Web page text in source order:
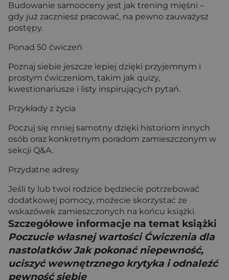
Budowanie samooceny jest jak trening mięśni –
gdy już zaczniesz pracować, na pewno zauważysz
postępy.
Ponad 50 ćwiczeń
Poznaj siebie jeszcze lepiej dzięki przyjemnym i
prostym ćwiczeniom, takim jak quizy,
kwestionariusze i listy inspirujących pytań.
Przykłady z życia
Poczuj się mniej samotny dzięki historiom innych
osób oraz konkretnym poradom zamieszczonym w
sekcji Q&A.
Przydatne adresy
Jeśli ty lub twoi rodzice będziecie potrzebować
dodatkowej pomocy, możecie skorzystać ze
wskazówek zamieszczonych na końcu książki.
Szczegółowe informacje na temat książki
Poczucie własnej wartości Ćwiczenia dla
nastolatków Jak pokonać niepewność,
uciszyć wewnętrznego krytyka i odnaleźć
pewność siebie